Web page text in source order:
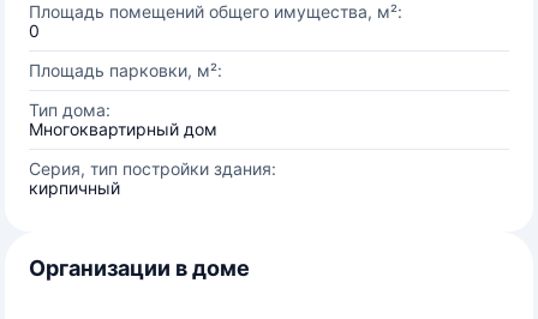
Площадь помещений общего имущества, м²:
0
Площадь парковки, м²:
Тип дома:
Многоквартирный дом
Серия, тип постройки здания:
кирпичный
Организации в доме